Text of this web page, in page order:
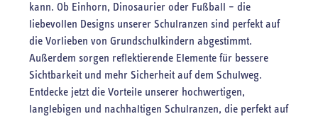
kann. Ob Einhorn, Dinosaurier oder Fußball – die
liebevollen Designs unserer Schulranzen sind perfekt auf
die Vorlieben von Grundschulkindern abgestimmt.
Außerdem sorgen reflektierende Elemente für bessere
Sichtbarkeit und mehr Sicherheit auf dem Schulweg.
Entdecke jetzt die Vorteile unserer hochwertigen,
langlebigen und nachhaltigen Schulranzen, die perfekt auf